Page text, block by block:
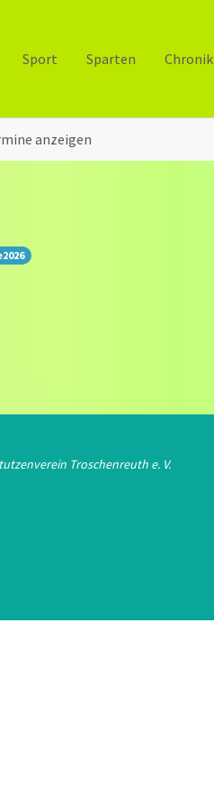
Sport Sparten Chronik
anzeigen
Troschenreuth e. V.